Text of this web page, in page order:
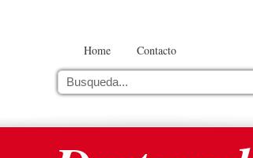
Home Contacto